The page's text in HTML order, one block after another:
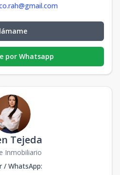
por Whatsapp
Tejeda
Inmobiliario
/ WhatsApp: